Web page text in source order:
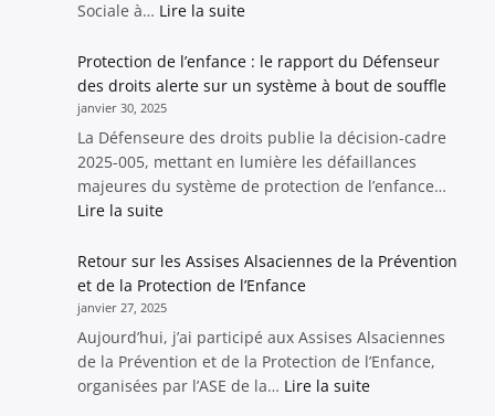
“Haut-
Commissariat
à
Sociale à… Lire la suite:
Commissaire
à
:
Une
avancée
une
coquille
Protection de l’enfance : le rapport du Défenseur
des droits alerte sur un système à bout de souffle
janvier 30, 2025
La Défenseure des droits publie la décision-cadre
2025-005, mettant en lumière les défaillances
majeures du système de protection de l’enfance…
Lire la suite:
de
l’enfance
:
le
rapport
du
Retour sur les Assises Alsaciennes de la Prévention
et de la Protection de l’Enfance
janvier 27, 2025
Aujourd’hui, j’ai participé aux Assises Alsaciennes
de la Prévention et de la Protection de l’Enfance,
organisées par l’ASE de la… Lire la suite: